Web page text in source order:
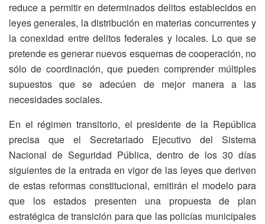
reduce a permitir en determinados delitos establecidos en
leyes generales, la distribución en materias concurrentes y
la conexidad entre delitos federales y locales. Lo que se
pretende es generar nuevos esquemas de cooperación, no
sólo de coordinación, que pueden comprender múltiples
supuestos que se adecúen de mejor manera a las
necesidades sociales.
En el régimen transitorio, el presidente de la República
precisa que el Secretariado Ejecutivo del Sistema
Nacional de Seguridad Pública, dentro de los 30 días
siguientes de la entrada en vigor de las leyes que deriven
de estas reformas constitucional, emitirán el modelo para
que los estados presenten una propuesta de plan
estratégica de transición para que las policías municipales